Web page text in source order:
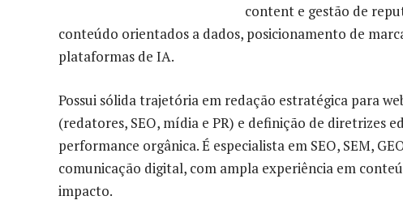
content e gestão de
conteúdo orientados a dados, posicionamento de
plataformas de IA.
Possui sólida trajetória em redação estratégica para
(redatores, SEO, mídia e PR) e definição de diretrizes
performance orgânica. É especialista em SEO, SEM,
comunicação digital, com ampla experiência em
impacto.